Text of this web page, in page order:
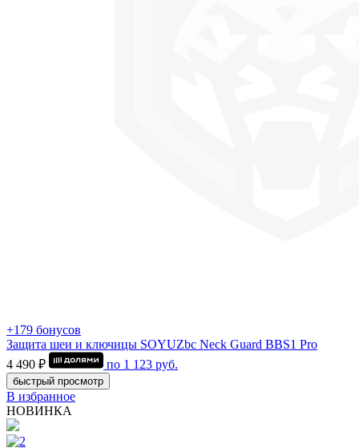
+179 бонусов
Защита шеи и ключицы SOYUZbc Neck Guard BBS1 Pro
4 490 ₽
по 1 123 руб.
быстрый просмотр
В избранное
НОВИНКА